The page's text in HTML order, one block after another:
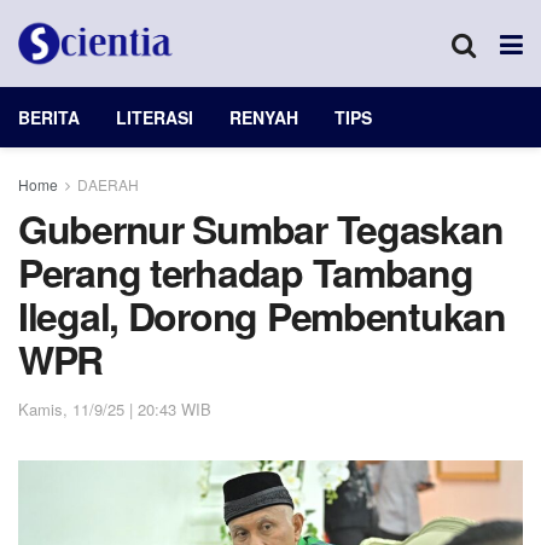
BERITA LITERASI RENYAH TIPS
Home DAERAH
Gubernur Sumbar Tegaskan
Perang terhadap Tambang
Ilegal, Dorong Pembentukan
WPR
Kamis, 11/9/25 | 20:43 WIB